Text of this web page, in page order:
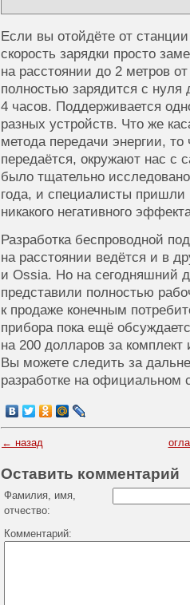
Если вы отойдёте от
скорость зарядки просто
на расстоянии до 2 метров
полностью зарядится с нуля
4 часов. Поддерживается
разных устройств. Что же
метода передачи энергии,
передаётся, окружают нас с
было тщательно
года, и специалисты пришли
никакого негативного
Разработка беспроводной
на расстоянии ведётся и в
и Ossia. Но на сегодняшний
представили полностью
к продаже конечным
прибора пока ещё
на 200 долларов за
Вы можете следить за
разработке на официальном
← назад
Оставить комментарий
Фамилия, имя,
отчество:
Комментарий: